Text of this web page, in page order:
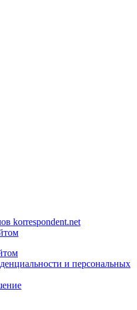
korrespondent.net
и персональных